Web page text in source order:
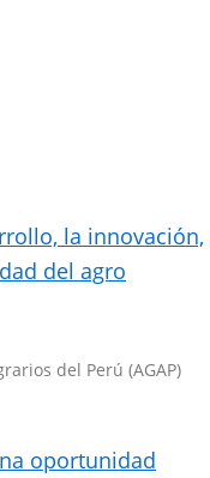
la innovación,
del agro
del Perú (AGAP)
oportunidad